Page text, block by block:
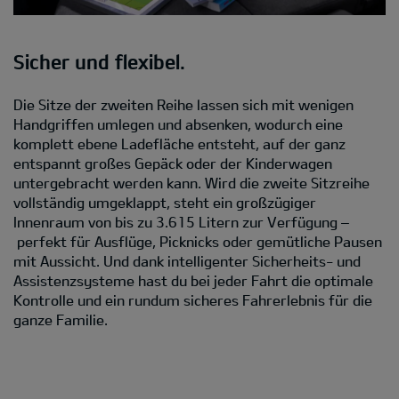
Sicher und flexibel.
Die Sitze der zweiten Reihe lassen sich mit wenigen
Handgriffen umlegen und absenken, wodurch eine
komplett ebene Ladefläche entsteht, auf der ganz
entspannt großes Gepäck oder der Kinderwagen
untergebracht werden kann. Wird die zweite Sitzreihe
vollständig umgeklappt, steht ein großzügiger
Innenraum von bis zu 3.615 Litern zur Verfügung –
perfekt für Ausflüge, Picknicks oder gemütliche Pausen
mit Aussicht. Und dank intelligenter Sicherheits- und
Assistenzsysteme hast du bei jeder Fahrt die optimale
Kontrolle und ein rundum sicheres Fahrerlebnis für die
ganze Familie.